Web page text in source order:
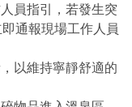
員指引，若發生突
通報現場工作人員
以維持寧靜舒適的